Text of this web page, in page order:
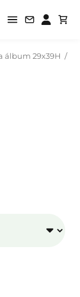
álbum 29x39H /